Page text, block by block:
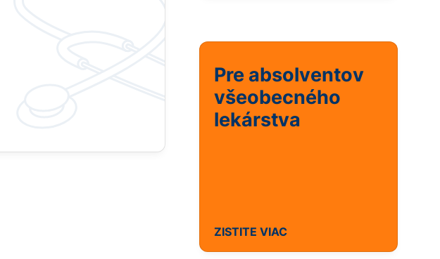
Pre absolventov
všeobecného
lekárstva
ZISTITE VIAC